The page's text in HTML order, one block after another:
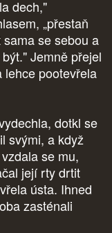
dech,"
„přestaň
se sebou a
Jemně přejel
lehce pootevřela
dotkl se
svými, a když
se mu,
její rty drtit
ústa. Ihned
zasténali